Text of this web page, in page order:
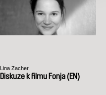
Lina Zacher
Diskuze k filmu Fonja (EN)